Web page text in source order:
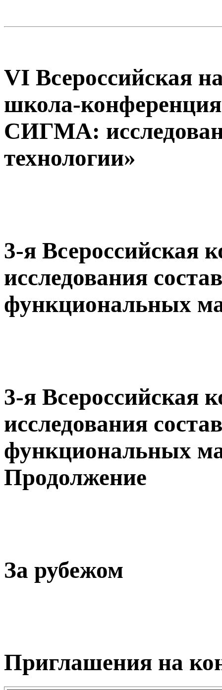
VI Всероссийская
школа-
СИГМА:
технологии»
3-я Всероссийская
исследования
функциональных
3-я Всероссийская
исследования
функциональных
Продолжение
За рубежом
Приглашения на